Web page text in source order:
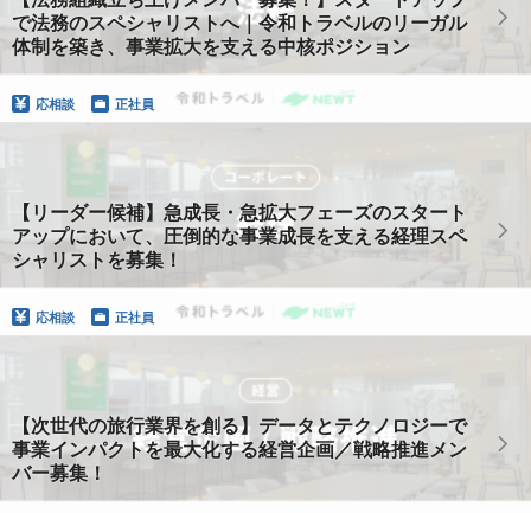
で法務のスペシャリストへ｜令和トラベルのリーガル
体制を築き、事業拡大を支える中核ポジション
応相談 正社員
【リーダー候補】急成長・急拡大フェーズのスタート
アップにおいて、圧倒的な事業成長を支える経理スペ
シャリストを募集！
応相談 正社員
【次世代の旅行業界を創る】データとテクノロジーで
事業インパクトを最大化する経営企画／戦略推進メン
バー募集！